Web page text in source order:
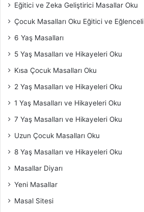
Eğitici ve Zeka Geliştirici Masallar Oku
Çocuk Masalları Oku Eğitici ve Eğlenceli
6 Yaş Masalları
5 Yaş Masalları ve Hikayeleri Oku
Kısa Çocuk Masalları Oku
2 Yaş Masalları ve Hikayeleri Oku
1 Yaş Masalları ve Hikayeleri Oku
7 Yaş Masalları ve Hikayeleri Oku
Uzun Çocuk Masalları Oku
8 Yaş Masalları ve Hikayeleri Oku
Masallar Diyarı
Yeni Masallar
Masal Sitesi